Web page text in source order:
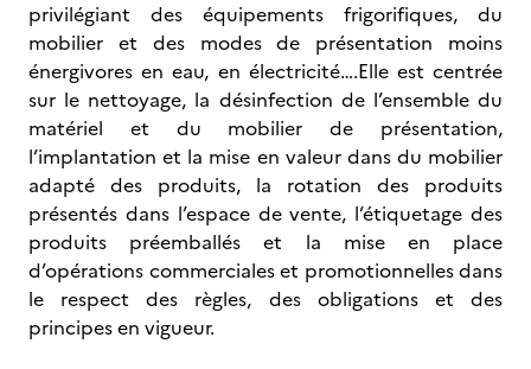
privilégiant des équipements frigorifiques, du
mobilier et des modes de présentation moins
énergivores en eau, en électricité….Elle est centrée
sur le nettoyage, la désinfection de l’ensemble du
matériel et du mobilier de présentation,
l’implantation et la mise en valeur dans du mobilier
adapté des produits, la rotation des produits
présentés dans l’espace de vente, l’étiquetage des
produits préemballés et la mise en place
d’opérations commerciales et promotionnelles dans
le respect des règles, des obligations et des
principes en vigueur.